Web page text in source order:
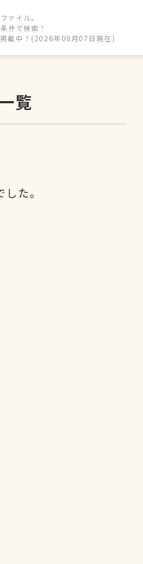
ァイル。
件で検索！
載中！(2026年08月07日現在)
覧
た。